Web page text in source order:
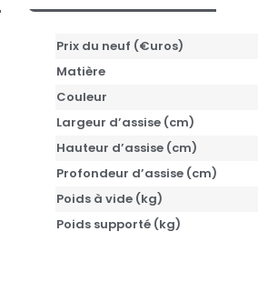
Prix du neuf (€uros)
Matière
Couleur
Largeur d’assise (cm)
Hauteur d’assise (cm)
Profondeur d’assise (cm)
Poids à vide (kg)
Poids supporté (kg)